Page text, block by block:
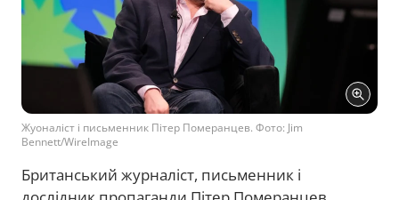
Жуоналіст і письменник Пітер Померанцев. Фото: Jim
Bennett/WireImage
Британський журналіст, письменник і